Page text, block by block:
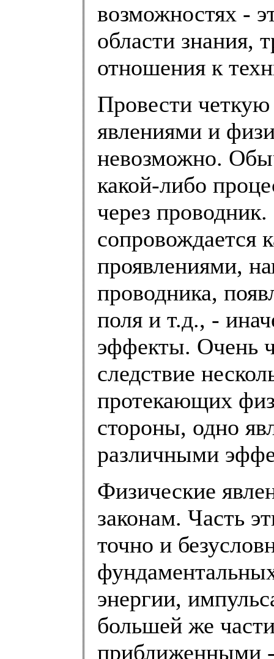
возможностях -
области знания,
отношения к
Провести
явлениями и
невозможно.
какой-либо
через
сопровождается
проявлениями,
проводника,
поля и т.д., -
эффекты. Очень
следствие
протекающих
стороны, одно
различными
Физические
законам. Часть
точно и
энергии,
большей же
приближенными